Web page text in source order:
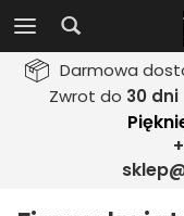
Darmowa
Zwrot do 30 dni